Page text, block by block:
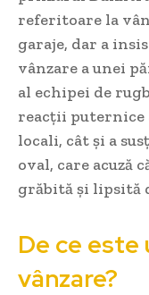
referitoare la
garaje, dar a
vânzare a unei
al echipei de
reacții
locali, cât și a
oval, care acuză
grăbită și lipsită
De ce
vânzare?